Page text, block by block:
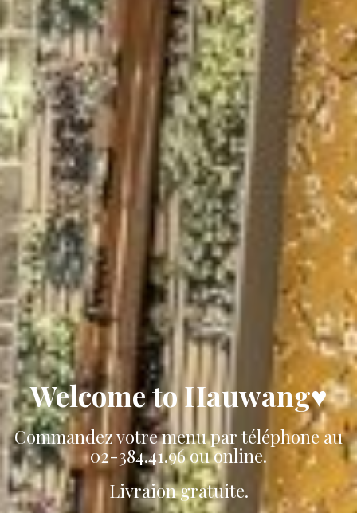
Welcome to Hauwang♥
Commandez votre menu par téléphone au
02-384.41.96 ou online.
Livraion gratuite.